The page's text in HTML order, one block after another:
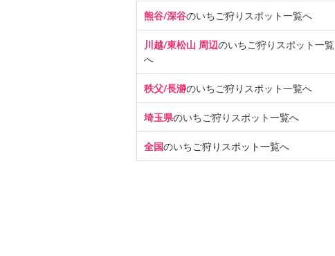
熊谷/深谷のいちご狩り スポット一覧へ
川越/東松山 周辺のいちご狩り スポット一覧
へ
秩父/長瀞のいちご狩り スポット一覧へ
埼玉県のいちご狩り スポット一覧へ
全国のいちご狩り スポット一覧へ